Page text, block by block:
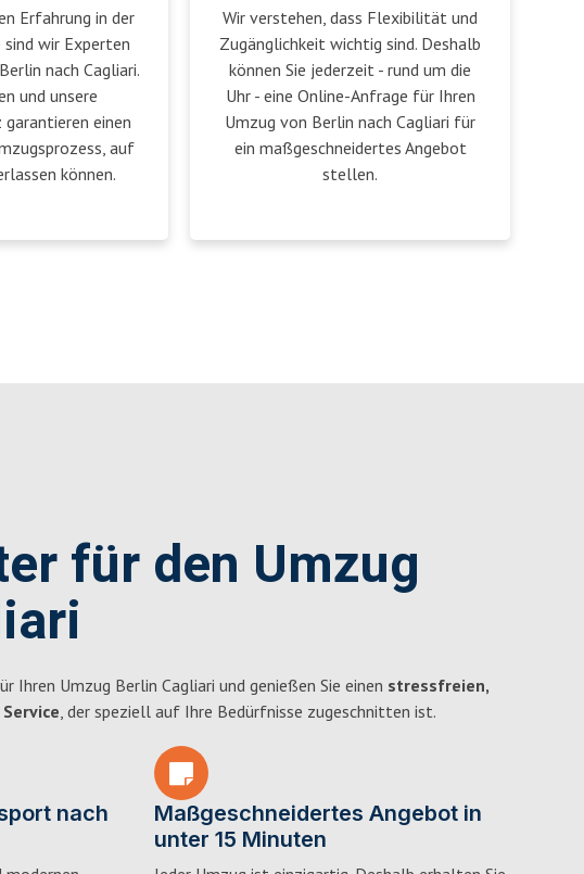
Erfahrung in der
sind wir Experten
nach Cagliari.
und unsere
einen
auf
können.
Wir verstehen, dass Flexibilität und
Zugänglichkeit wichtig sind. Deshalb
können Sie jederzeit - rund um die
Uhr - eine Online-Anfrage für Ihren
Umzug von Berlin nach Cagliari für
ein maßgeschneidertes Angebot
stellen.
für den Umzug
Ihren Umzug Berlin Cagliari und genießen Sie einen stressfreien,
, der speziell auf Ihre Bedürfnisse zugeschnitten ist.
nach
Maßgeschneidertes Angebot in
unter 15 Minuten